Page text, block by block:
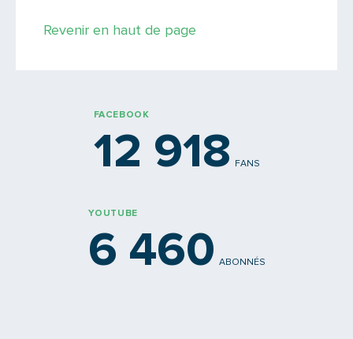
Revenir en haut de page
FACEBOOK
12 918 FANS
YOUTUBE
6 460 ABONNÉS